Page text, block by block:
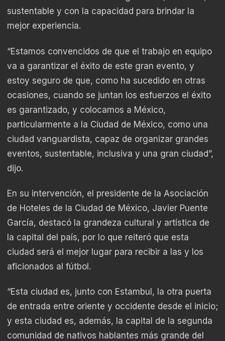
sustentable y con la capacidad para brindar la
mejor experiencia.
“Estamos convencidos de que el trabajo en equipo
va a garantizar el éxito de este gran evento, y
estoy seguro de que, como ha sucedido en otras
ocasiones, cuando se juntan los esfuerzos el éxito
es garantizado, y colocamos a México,
particularmente a la Ciudad de México, como una
ciudad vanguardista, capaz de organizar grandes
eventos, sustentable, inclusiva y una gran ciudad”,
dijo.
En su intervención, el presidente de la Asociación
de Hoteles de la Ciudad de México, Javier Puente
García, destacó la grandeza cultural y artística de
la capital del país, por lo que reiteró que esta
ciudad será el mejor lugar para recibir a las y los
aficionados al fútbol.
“Esta ciudad es, junto con Estambul, la otra puerta
de entrada entre oriente y occidente desde el inicio;
y esta ciudad es, además, la capital de la segunda
comunidad de nativos hablantes más grande del